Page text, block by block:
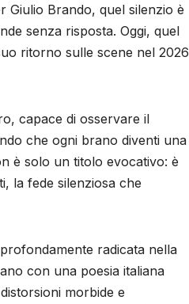
Giulio Brando, quel silenzio è
senza risposta. Oggi, quel
ritorno sulle scene nel 2026
capace di osservare il
che ogni brano diventi una
è solo un titolo evocativo: è
la fede silenziosa che
radicata nella
con una poesia italiana
morbide e